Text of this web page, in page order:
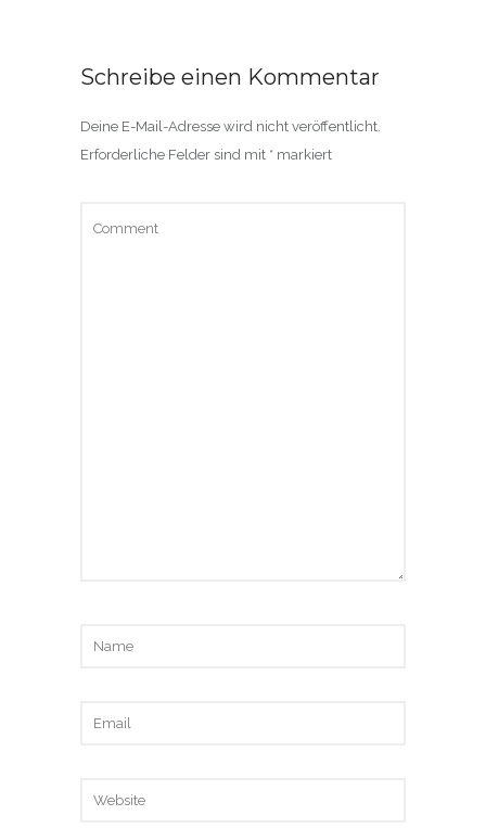
Schreibe einen Kommentar
Deine E-Mail-Adresse wird nicht veröffentlicht.
Erforderliche Felder sind mit * markiert